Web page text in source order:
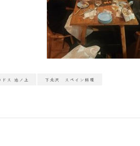
ドス 池ノ上 下北沢 スペイン料理